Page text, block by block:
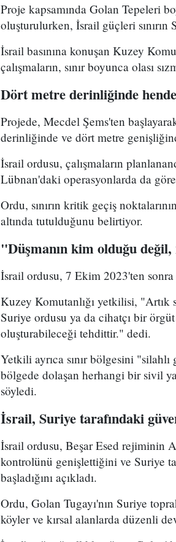
Proje kapsamında Golan Tepeleri
oluşturulurken, İsrail güçleri sınırın
İsrail basınına konuşan Kuzey
çalışmaların, sınır boyunca olası
Dört metre derinliğinde
Projede, Mecdel Şems'ten
derinliğinde ve dört metre
İsrail ordusu, çalışmaların
Lübnan'daki operasyonlarda da
Ordu, sınırın kritik geçiş
altında tutulduğunu belirtiyor.
"Düşmanın kim olduğu
İsrail ordusu, 7 Ekim 2023'ten
Kuzey Komutanlığı yetkilisi, "Artık
Suriye ordusu ya da cihatçı bir
oluşturabileceği tehdittir." dedi.
Yetkili ayrıca sınır bölgesini
bölgede dolaşan herhangi bir sivil
söyledi.
İsrail, Suriye tarafındaki
İsrail ordusu, Beşar Esed rejiminin
kontrolünü genişlettiğini ve Suriye
başladığını açıkladı.
Ordu, Golan Tugayı'nın Suriye
köyler ve kırsal alanlarda düzenli